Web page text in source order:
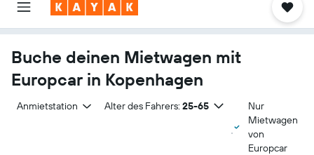
Buche deinen Mietwagen mit
Europcar in Kopenhagen
Anmietstation Alter des Fahrers: 25-65
Nur
Mietwagen
von
Europcar